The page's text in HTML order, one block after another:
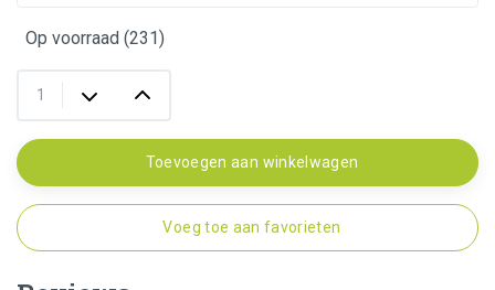
Op voorraad (231)
Toevoegen aan winkelwagen
Voeg toe aan favorieten